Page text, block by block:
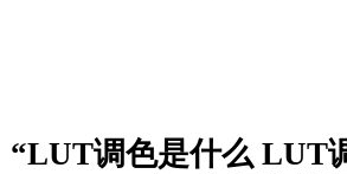
文件，点击就可以快速给视频调色，可以满足
“LUT调色是什么 LUT